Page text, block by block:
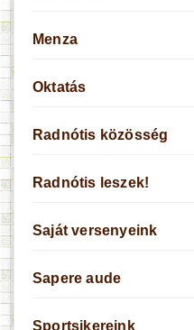
Menza
Oktatás
Radnótis közösség
Radnótis leszek!
Saját versenyeink
Sapere aude
Sportsikereink